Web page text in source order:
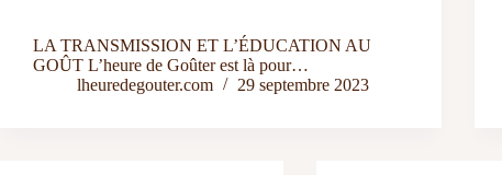
LA TRANSMISSION ET L’ÉDUCATION AU
GOÛT L’heure de Goûter est là pour…
lheuredegouter.com
29 septembre 2023